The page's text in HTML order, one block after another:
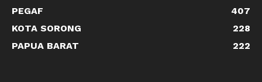
PEGAF
407
KOTA SORONG
228
PAPUA BARAT
222